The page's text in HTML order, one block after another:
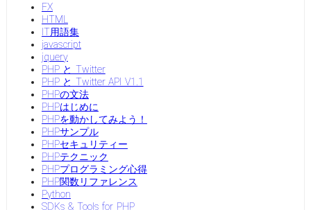
FX
HTML
IT用語集
javascript
jquery
PHP と Twitter
PHP と Twitter API V1.1
PHPの文法
PHPはじめに
PHPを動かしてみよう！
PHPサンプル
PHPセキュリティー
PHPテクニック
PHPプログラミング心得
PHP関数リファレンス
Python
SDKs & Tools for PHP